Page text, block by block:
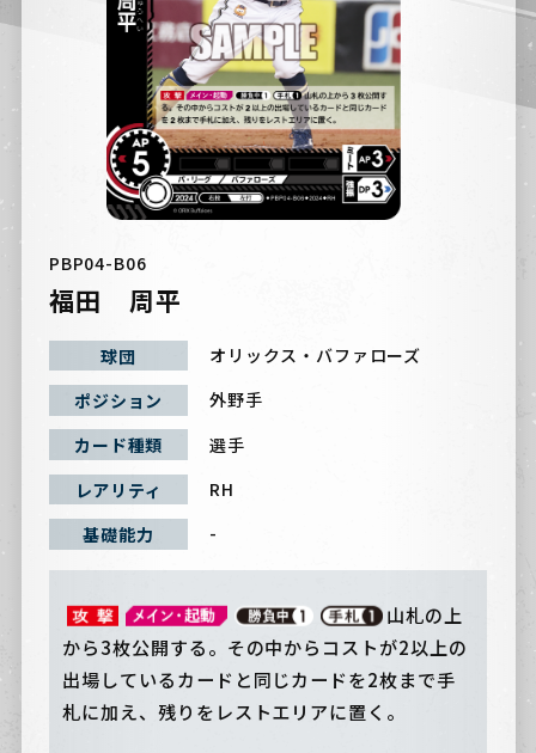
PBP04-B06
福田 周平
球団
オリックス・バファローズ
ポジション
外野手
カード種類
選手
レアリティ
RH
基礎能力
-
山札の上
から3枚公開する。その中からコストが2以上の
出場しているカードと同じカードを2枚まで手
札に加え、残りをレストエリアに置く。